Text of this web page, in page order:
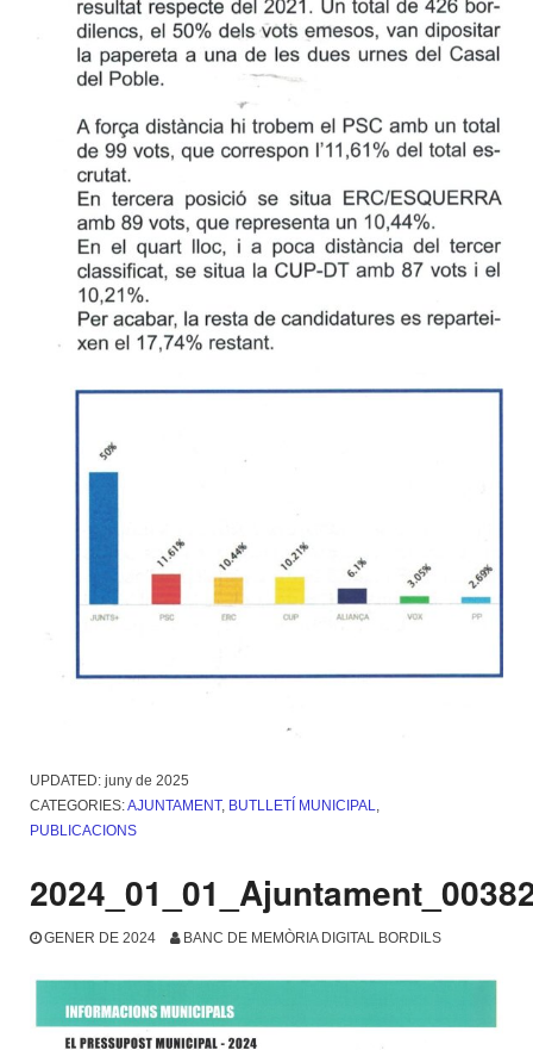
UPDATED: juny de 2025
CATEGORIES:AJUNTAMENT, BUTLLETÍ MUNICIPAL,
PUBLICACIONS
GENER DE 2024 BANC DE MEMÒRIA DIGITAL BORDILS